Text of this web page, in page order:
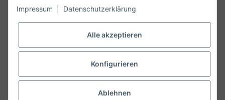
Follow Us
Widerruf
Vertrag widerrufen
Impressum Datenschutzerklärung
Alle akzeptieren
Konfigurieren
Ablehnen